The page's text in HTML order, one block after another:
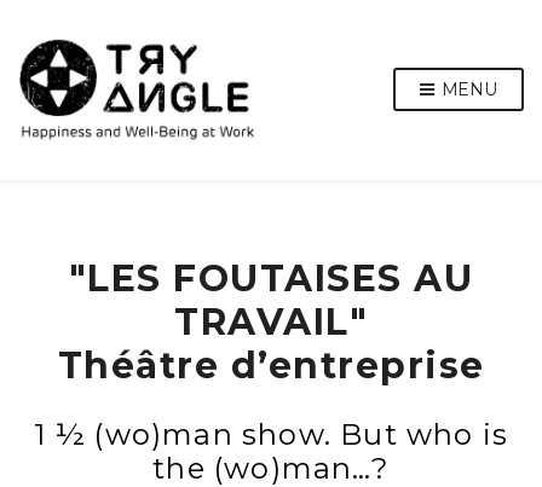
MENU
"LES FOUTAISES AU
TRAVAIL"
Théâtre d’entreprise
1 ½ (wo)man show. But who is
the (wo)man…?